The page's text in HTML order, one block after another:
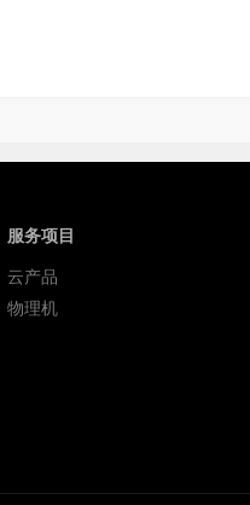
服务项目
云产品
物理机